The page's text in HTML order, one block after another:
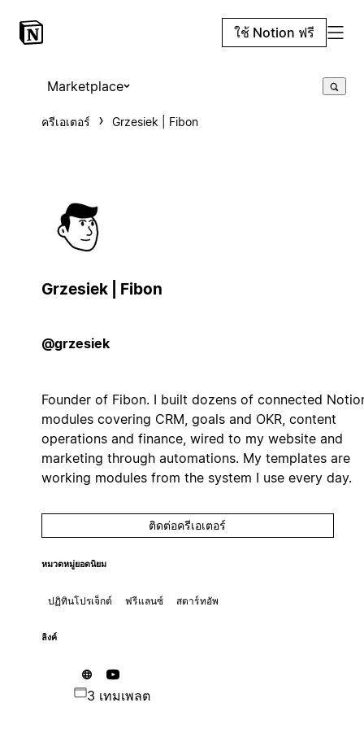
ใช้ Notion ฟรี
Marketplace
ครีเอเตอร์ Grzesiek | Fibon
Grzesiek | Fibon
@grzesiek
Founder of Fibon. I built dozens of connected
modules covering CRM, goals and OKR, content
operations and finance, wired to my website and
marketing through automations. My templates are
working modules from the system I use every day.
ติดต่อครีเอเตอร์
หมวดหมู่ยอดนิยม
ปฏิทินโปรเจ็กต์ ฟรีแลนซ์ สตาร์ทอัพ
ลิงค์
3 เทมเพลต